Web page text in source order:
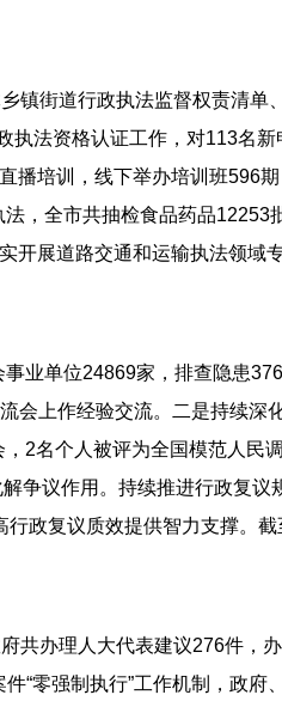
镇街道行政执法监督权责清单
执法资格认证工作，对113名
播培训，线下举办培训班596
，全市共抽检食品药品12253
开展道路交通和运输执法领域
业单位24869家，排查隐患
上作经验交流。二是持续深
2名个人被评为全国模范人民
争议作用。持续推进行政复议
政复议质效提供智力支撑。
共办理人大代表建议276件，
“零强制执行”工作机制，政府